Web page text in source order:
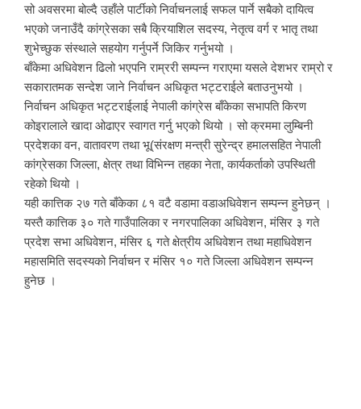
सो अवसरमा बोल्दै उहाँले पार्टीको निर्वाचनलाई सफल पार्ने सबैको दायित्व
भएको जनाउँदै कांग्रेसका सबै क्रियाशिल सदस्य, नेतृत्व वर्ग र भातृ तथा
शुभेच्छुक संस्थाले सहयोग गर्नुपर्ने जिकिर गर्नुभयो ।
बाँकेमा अधिवेशन ढिलो भएपनि राम्ररी सम्पन्न गराएमा यसले देशभर राम्रो र
सकारातमक सन्देश जाने निर्वाचन अधिकृत भट्टराईले बताउनुभयो ।
निर्वाचन अधिकृत भट्टराईलाई नेपाली कांग्रेस बाँकेका सभापति किरण
कोइरालाले खादा ओढाएर स्वागत गर्नु भएको थियो । सो क्रममा लुम्बिनी
प्रदेशका वन, वातावरण तथा भू(संरक्षण मन्त्री सुरेन्द्र हमालसहित नेपाली
कांग्रेसका जिल्ला, क्षेत्र तथा विभिन्न तहका नेता, कार्यकर्ताको उपस्थिती
रहेको थियो ।
यही कात्तिक २७ गते बाँकेका ८१ वटै वडामा वडाअधिवेशन सम्पन्न हुनेछन् ।
यस्तै कात्तिक ३० गते गाउँपालिका र नगरपालिका अधिवेशन, मंसिर ३ गते
प्रदेश सभा अधिवेशन, मंसिर ६ गते क्षेत्रीय अधिवेशन तथा महाधिवेशन
महासमिति सदस्यको निर्वाचन र मंसिर १० गते जिल्ला अधिवेशन सम्पन्न
हुनेछ ।